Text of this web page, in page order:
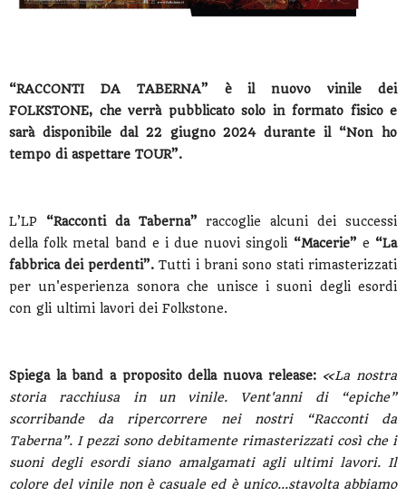
“RACCONTI DA TABERNA” è il nuovo vinile dei
FOLKSTONE, che verrà pubblicato solo in formato fisico e
sarà disponibile dal 22 giugno 2024 durante il “Non ho
tempo di aspettare TOUR”.
L’LP “Racconti da Taberna” raccoglie alcuni dei successi
della folk metal band e i due nuovi singoli “Macerie” e “La
fabbrica dei perdenti”. Tutti i brani sono stati rimasterizzati
per un'esperienza sonora che unisce i suoni degli esordi
con gli ultimi lavori dei Folkstone.
Spiega la band a proposito della nuova release:«La nostra
storia racchiusa in un vinile. Vent'anni di “epiche”
scorribande da ripercorrere nei nostri “Racconti da
Taberna”. I pezzi sono debitamente rimasterizzati così che i
suoni degli esordi siano amalgamati agli ultimi lavori. Il
colore del vinile non è casuale ed è unico...stavolta abbiamo